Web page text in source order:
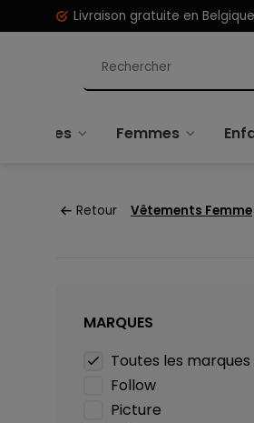
Livraison gratuite en
Hommes Femmes
Retour Vêtements Femme
MARQUES
Toutes les marques
Follow
Picture